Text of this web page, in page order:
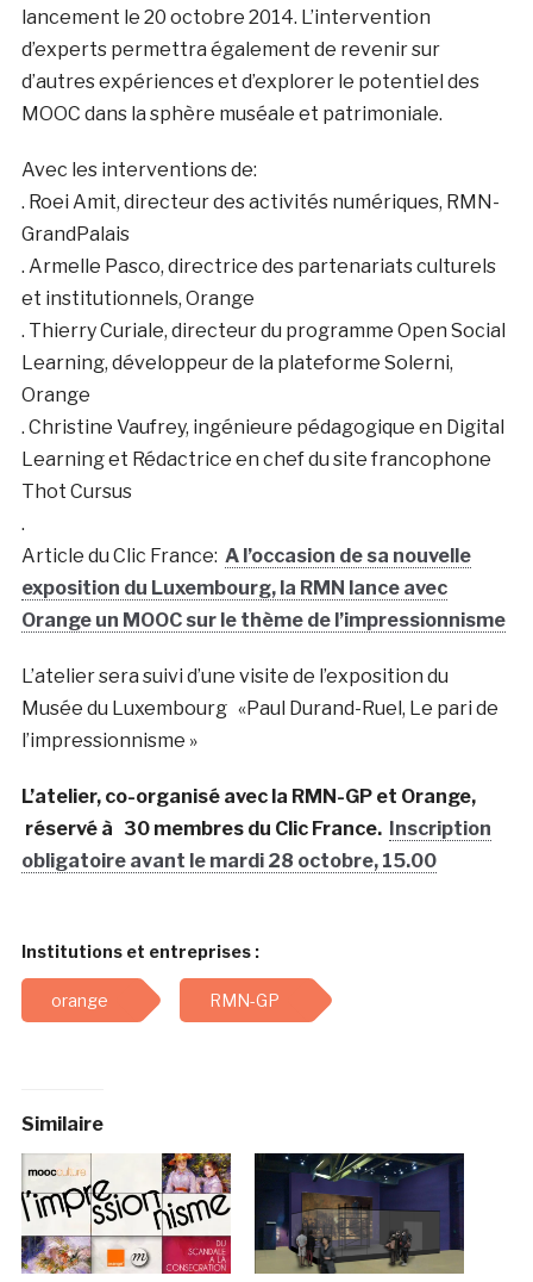
lancement le 20 octobre 2014. L’intervention
d’experts permettra également de revenir sur
d’autres expériences et d’explorer le potentiel des
MOOC dans la sphère muséale et patrimoniale.
Avec les interventions de:
. Roei Amit, directeur des activités numériques, RMN-
GrandPalais
. Armelle Pasco, directrice des partenariats culturels
et institutionnels, Orange
. Thierry Curiale, directeur du programme Open Social
Learning, développeur de la plateforme Solerni,
Orange
. Christine Vaufrey, ingénieure pédagogique en Digital
Learning et Rédactrice en chef du site francophone
Thot Cursus
.
Article du Clic France: A l’occasion de sa nouvelle
exposition du Luxembourg, la RMN lance avec
Orange un MOOC sur le thème de l’impressionnisme
L’atelier sera suivi d’une visite de l’exposition du
Musée du Luxembourg «Paul Durand-Ruel, Le pari de
l’impressionnisme »
L’atelier, co-organisé avec la RMN-GP et Orange,
réservé à 30 membres du Clic France.
Inscription
obligatoire avant le mardi 28 octobre, 15.00
Institutions et entreprises :
orange RMN-GP
Similaire